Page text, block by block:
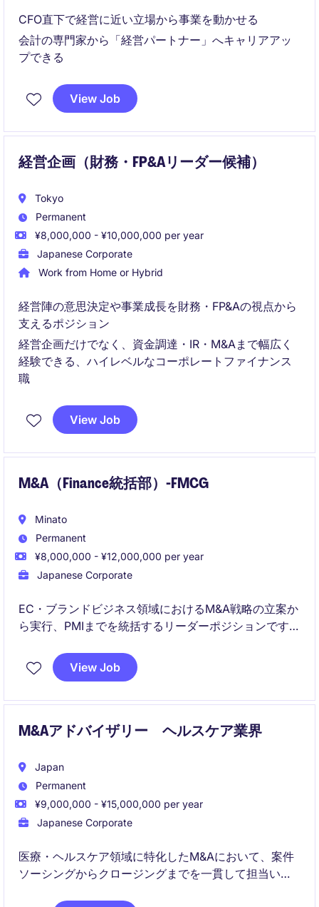
CFO直下で経営に近い立場から事業を動かせる
会計の専門家から「経営パートナー」へキャリアアッ
プできる
View Job
経営企画（財務・FP&Aリーダー候補）
Tokyo
Permanent
¥8,000,000 - ¥10,000,000 per year
Japanese Corporate
Work from Home or Hybrid
経営陣の意思決定や事業成長を財務・FP&Aの視点から
支えるポジション
経営企画だけでなく、資金調達・IR・M&Aまで幅広く
経験できる、ハイレベルなコーポレートファイナンス
職
View Job
M&A（Finance統括部）-FMCG
Minato
Permanent
¥8,000,000 - ¥12,000,000 per year
Japanese Corporate
EC・ブランドビジネス領域におけるM&A戦略の立案か
ら実行、PMIまでを統括するリーダーポジションです。
経営陣と密に連携しながら、複数案件を推進し、事業
成長および組織づくりの双方に影響を与える役割を担
View Job
M&Aアドバイザリー ヘルスケア業界
Japan
Permanent
¥9,000,000 - ¥15,000,000 per year
Japanese Corporate
医療・ヘルスケア領域に特化したM&Aにおいて、案件
ソーシングからクロージングまでを一貫して担当いた